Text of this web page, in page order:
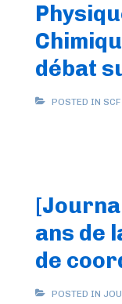
débat
POSTED IN SCF
ans de
de
POSTED IN